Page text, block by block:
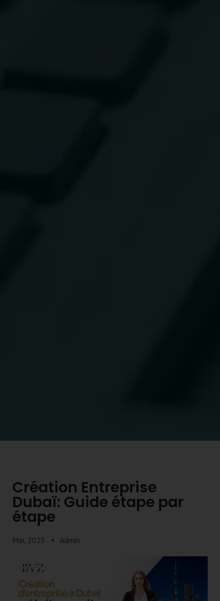
Création Entreprise
Dubaï: Guide étape par
étape
Mai, 2025 Admin